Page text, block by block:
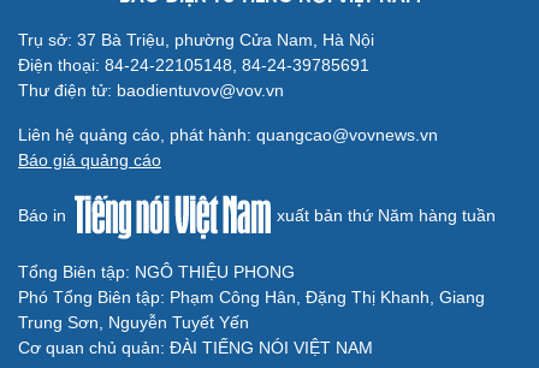
Lý do ông Trump được xem là tư lệnh chiến lược
hiệu quả
Chiến lược lợi hại của Iran nhằm làm suy yếu Mỹ và Tổng